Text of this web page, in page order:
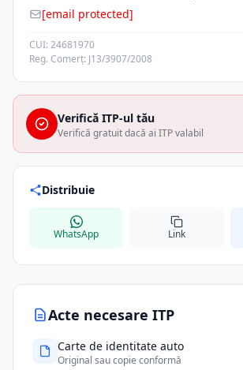
Acte necesare ITP
Carte de identitate auto
Original sau copie conformă
[email protected]
CUI: 24681970
Reg. Comerț: J13/3907/2008
Verifică ITP-ul tău
Verifică gratuit dacă ai ITP valabil
Distribuie
WhatsApp Link